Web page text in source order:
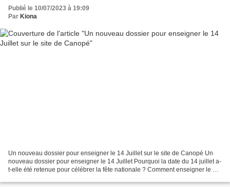
Publié le 10/07/2023 à 19:09
Par Kiona
Un nouveau dossier pour enseigner le 14 Juillet sur le site de Canopé Un
nouveau dossier pour enseigner le 14 Juillet Pourquoi la date du 14 juillet a-
t-elle été retenue pour célébrer la fête nationale ? Comment enseigner le 14